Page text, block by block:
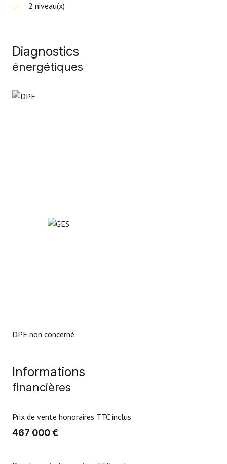
2 niveau(x)
Diagnostics
énergétiques
DPE non concerné
Informations
financières
Prix de vente honoraires TTC inclus
467 000 €